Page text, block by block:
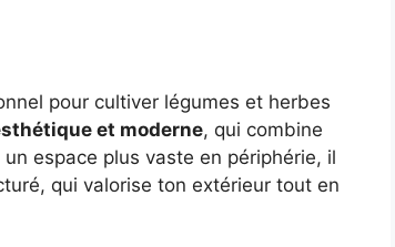
pour cultiver légumes et herbes
et moderne, qui combine
espace plus vaste en périphérie, il
qui valorise ton extérieur tout en